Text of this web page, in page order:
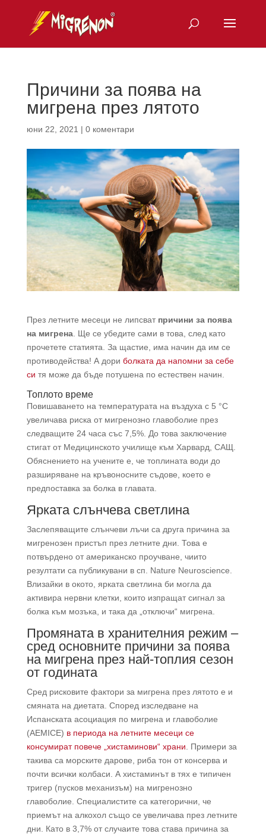
Причини за поява на
мигрена през лятото
юни 22, 2021 | 0 коментари
През летните месеци не липсват причини за поява
на мигрена. Ще се убедите сами в това, след като
прочетете статията. За щастие, има начин да им се
противодейства! А дори болката да напомни за себе
си тя може да бъде потушена по естествен начин.
Топлото време
Повишаването на температурата на въздуха с 5 °C
увеличава риска от мигренозно главоболие през
следващите 24 часа със 7,5%. До това заключение
стигат от Медицинското училище към Харвард, САЩ.
Обяснението на учените е, че топлината води до
разширяване на кръвоносните съдове, което е
предпоставка за болка в главата.
Ярката слънчева светлина
Заслепяващите слънчеви лъчи са друга причина за
мигренозен пристъп през летните дни. Това е
потвърдено от американско проучване, чиито
резултати са публикувани в сп. Nature Neuroscience.
Влизайки в окото, ярката светлина би могла да
активира нервни клетки, които изпращат сигнал за
болка към мозъка, и така да „отключи“ мигрена.
Промяната в хранителния режим –
сред основните причини за поява
на мигрена през най-топлия сезон
от годината
Сред рисковите фактори за мигрена през лятото е и
смяната на диетата. Според изследване на
Испанската асоциация по мигрена и главоболие
(AEMICE) в периода на летните месеци се
консумират повече „хистаминови“ храни. Примери за
такива са морските дарове, риба тон от консерва и
почти всички колбаси. А хистаминът в тях е типичен
тригер (пусков механизъм) на мигренозно
главоболие. Специалистите са категорични, че
приемът на алкохол също се увеличава през летните
дни. Като в 3,7% от случаите това става причина за